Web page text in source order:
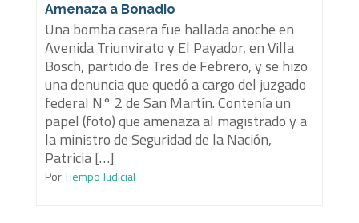
Amenaza a Bonadio
Una bomba casera fue hallada anoche en
Avenida Triunvirato y El Payador, en Villa
Bosch, partido de Tres de Febrero, y se hizo
una denuncia que quedó a cargo del juzgado
federal N° 2 de San Martín. Contenía un
papel (foto) que amenaza al magistrado y a
la ministro de Seguridad de la Nación,
Patricia […]
PorTiempo Judicial